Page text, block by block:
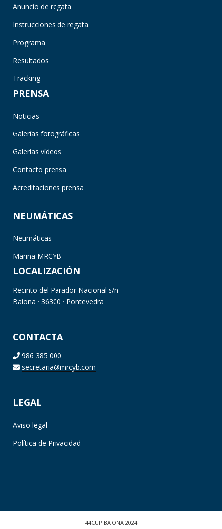
Anuncio de regata
Instrucciones de regata
Programa
Resultados
Tracking
PRENSA
Noticias
Galerías fotográficas
Galerías vídeos
Contacto prensa
Acreditaciones prensa
NEUMÁTICAS
Neumáticas
Marina MRCYB
LOCALIZACIÓN
Recinto del Parador Nacional s/n
Baiona · 36300 · Pontevedra
CONTACTA
986 385 000
secretaria@mrcyb.com
LEGAL
Aviso legal
Política de Privacidad
44CUP BAIONA 2024